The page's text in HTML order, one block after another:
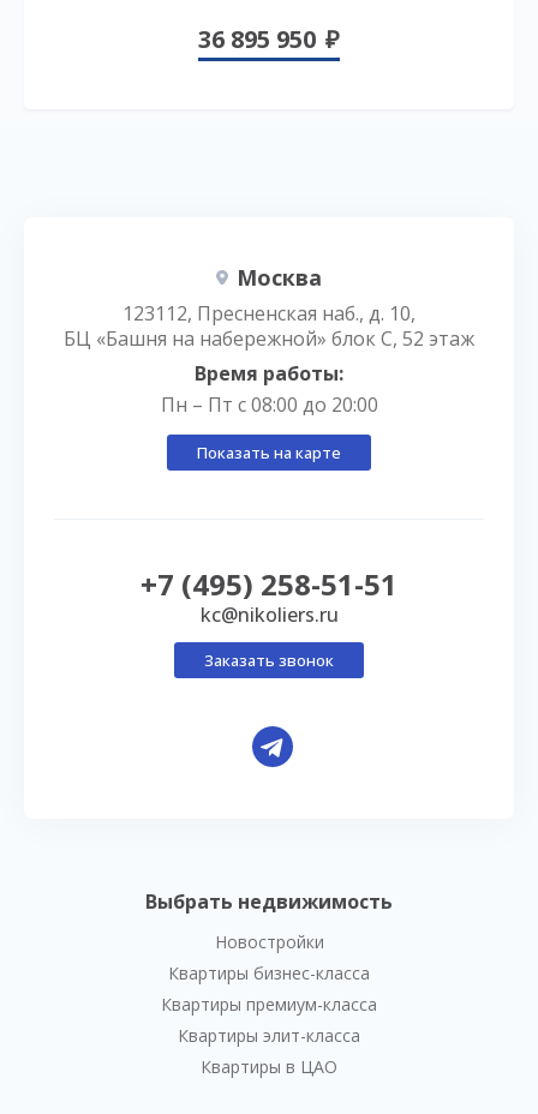
36 895 950
Выбрать недвижимость
Новостройки
Квартиры бизнес-класса
Квартиры премиум-класса
Квартиры элит-класса
Квартиры в ЦАО
Москва
123112, Пресненская наб., д. 10,
БЦ «Башня на набережной» блок С, 52 этаж
Время работы:
Пн – Пт с 08:00 до 20:00
Показать на карте
+7 (495) 258-51-51
kc@nikoliers.ru
Заказать звонок